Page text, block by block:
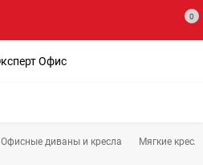
0
Офисные диваны и кресла Мягкие